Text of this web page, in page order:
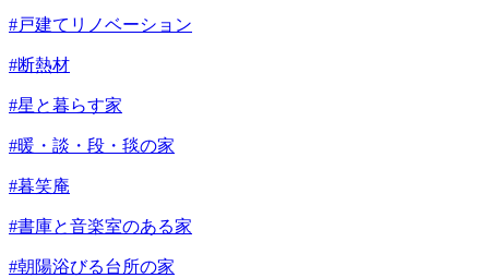
#戸建てリノベーション
#断熱材
#星と暮らす家
#暖・談・段・毯の家
#暮笑庵
#書庫と音楽室のある家
#朝陽浴びる台所の家